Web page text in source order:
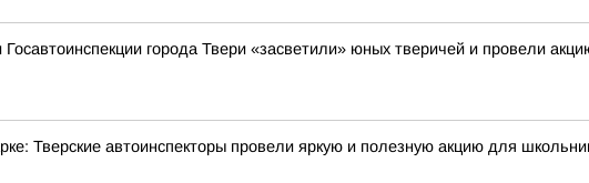
Госавтоинспекции города Твери «засветили» юных тверичей и провели
Тверские автоинспекторы провели яркую и полезную акцию для